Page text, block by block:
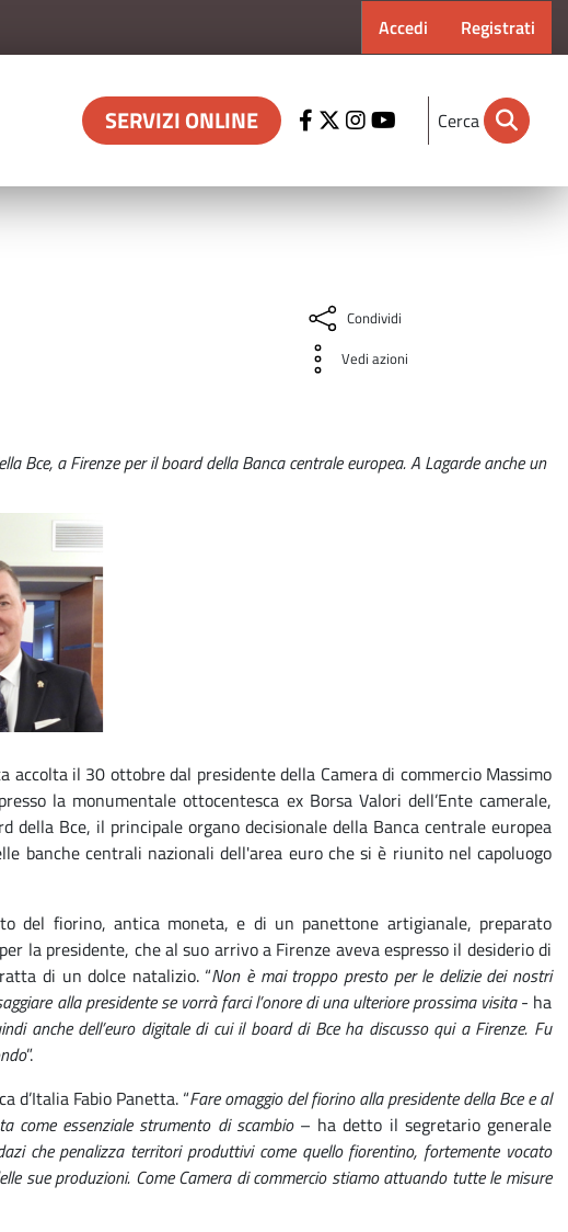
Menu profilo
Accedi Registrati
SERVIZI ONLINE Cerca
Condividi
Vedi azioni
Bce, a Firenze per il board della Banca centrale europea. A Lagarde anche un
il 30 ottobre dal presidente della Camera di commercio Massimo
la monumentale ottocentesca ex Borsa Valori dell’Ente camerale,
Bce, il principale organo decisionale della Banca centrale europea
banche centrali nazionali dell'area euro che si è riunito nel capoluogo
del fiorino, antica moneta, e di un panettone artigianale, preparato
la presidente, che al suo arrivo a Firenze aveva espresso il desiderio di
di un dolce natalizio. “Non è mai troppo presto per le delizie dei nostri
alla presidente se vorrà farci l’onore di una ulteriore prossima visita- ha
anche dell’euro digitale di cui il board di Bce ha discusso qui a Firenze. Fu
”.
d’Italia Fabio Panetta. “Fare omaggio del fiorino alla presidente della Bce e al
come essenziale strumento di scambio– ha detto il segretario generale
che penalizza territori produttivi come quello fiorentino, fortemente vocato
sue produzioni. Come Camera di commercio stiamo attuando tutte le misure